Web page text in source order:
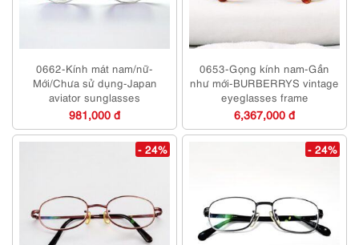
0662-Kính mát nam/nữ-
Mới/Chưa sử dụng-Japan
aviator sunglasses
981,000 đ
0653-Gọng kính nam-Gần
như mới-BURBERRYS vintage
eyeglasses frame
6,367,000 đ
- 24% - 24%